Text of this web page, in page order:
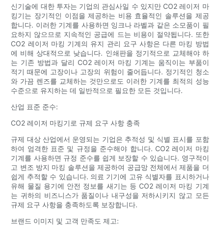
신기술에 대한 투자는 기업의 관심사일 수 있지만 CO2 레이저 마
킹기는 장기적인 이점을 제공하는 비용 효율적인 솔루션을 제공
합니다. 이러한 기계를 사용하면 잉크나 라벨과 같은 소모품이 필
요하지 않으므로 지속적인 공급에 드는 비용이 절약됩니다. 또한
CO2 레이저 마킹 기계의 유지 관리 요구 사항은 다른 마킹 방법
에 비해 상대적으로 낮습니다. 인쇄판을 정기적으로 교체해야 하
는 기존 방법과 달리 CO2 레이저 마킹 기계는 움직이는 부품이
적기 때문에 고장이나 고장의 위험이 줄어듭니다. 정기적인 청소
와 가끔 렌즈를 교체하는 것만으로도 이러한 기계를 최적의 성능
수준으로 유지하는 데 일반적으로 필요한 모든 것입니다.
산업 표준 준수:
CO2 레이저 마킹기로 규제 요구 사항 충족
규제 대상 산업에서 운영되는 기업은 추적성 및 식별 표시를 포함
하여 엄격한 표준 및 규정을 준수해야 합니다. CO2 레이저 마킹
기계를 사용하면 규정 준수를 쉽게 보장할 수 있습니다. 영구적이
고 변조 방지 마킹 솔루션을 제공하여 공급망 전체에서 제품을 더
쉽게 추적할 수 있습니다. 의료 기기에 고유 식별자를 표시하거나
유해 물질 용기에 안전 정보를 새기는 등 CO2 레이저 마킹 기계
는 귀하의 비즈니스가 품질이나 내구성을 저하시키지 않고 모든
규제 요구 사항을 충족하도록 보장합니다.
브랜드 이미지 및 고객 만족도 제고: